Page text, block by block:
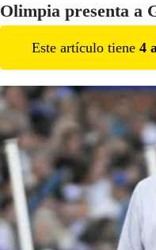
Olimpia presenta a
Este artículo tiene 4